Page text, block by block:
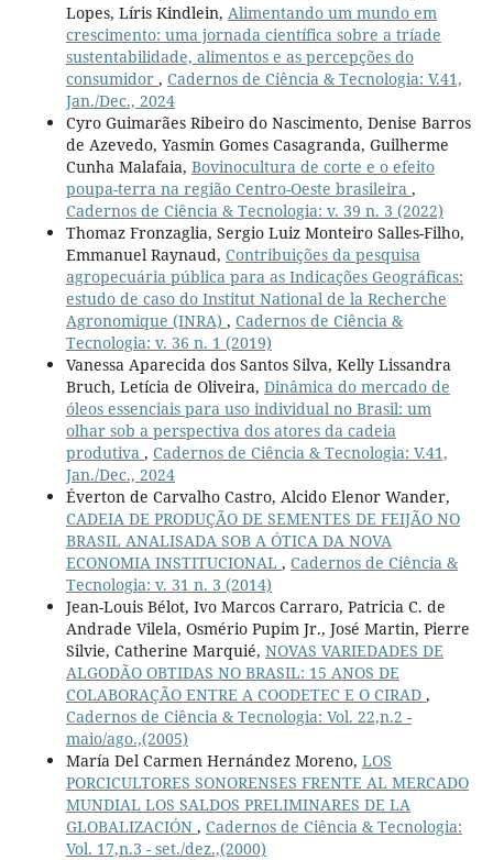
Lopes, Líris Kindlein, Alimentando um mundo em
crescimento: uma jornada científica sobre a tríade
sustentabilidade, alimentos e as percepções do
consumidor , Cadernos de Ciência & Tecnologia: V.41,
Jan./Dec., 2024
Cyro Guimarães Ribeiro do Nascimento, Denise Barros
de Azevedo, Yasmin Gomes Casagranda, Guilherme
Cunha Malafaia, Bovinocultura de corte e o efeito
poupa-terra na região Centro-Oeste brasileira ,
Cadernos de Ciência & Tecnologia: v. 39 n. 3 (2022)
Thomaz Fronzaglia, Sergio Luiz Monteiro Salles-Filho,
Emmanuel Raynaud, Contribuições da pesquisa
agropecuária pública para as Indicações Geográficas:
estudo de caso do Institut National de la Recherche
Agronomique (INRA) , Cadernos de Ciência &
Tecnologia: v. 36 n. 1 (2019)
Vanessa Aparecida dos Santos Silva, Kelly Lissandra
Bruch, Letícia de Oliveira, Dinâmica do mercado de
óleos essenciais para uso individual no Brasil: um
olhar sob a perspectiva dos atores da cadeia
produtiva , Cadernos de Ciência & Tecnologia: V.41,
Jan./Dec., 2024
Éverton de Carvalho Castro, Alcido Elenor Wander,
CADEIA DE PRODUÇÃO DE SEMENTES DE FEIJÃO NO
BRASIL ANALISADA SOB A ÓTICA DA NOVA
ECONOMIA INSTITUCIONAL , Cadernos de Ciência &
Tecnologia: v. 31 n. 3 (2014)
Jean-Louis Bélot, Ivo Marcos Carraro, Patricia C. de
Andrade Vilela, Osmério Pupim Jr., José Martin, Pierre
Silvie, Catherine Marquié, NOVAS VARIEDADES DE
ALGODÃO OBTIDAS NO BRASIL: 15 ANOS DE
COLABORAÇÃO ENTRE A COODETEC E O CIRAD ,
Cadernos de Ciência & Tecnologia: Vol. 22,n.2 -
maio/ago.,(2005)
María Del Carmen Hernández Moreno, LOS
PORCICULTORES SONORENSES FRENTE AL MERCADO
MUNDIAL LOS SALDOS PRELIMINARES DE LA
GLOBALIZACIÓN , Cadernos de Ciência & Tecnologia:
Vol. 17,n.3 - set./dez.,(2000)